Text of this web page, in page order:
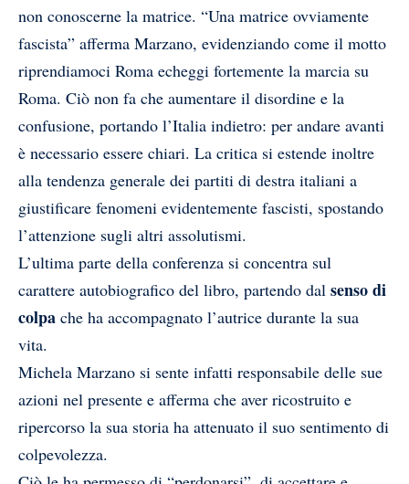
non conoscerne la matrice. “Una matrice ovviamente
fascista” afferma Marzano, evidenziando come il motto
riprendiamoci Roma echeggi fortemente la marcia su
Roma. Ciò non fa che aumentare il disordine e la
confusione, portando l’Italia indietro: per andare avanti
è necessario essere chiari. La critica si estende inoltre
alla tendenza generale dei partiti di destra italiani a
giustificare fenomeni evidentemente fascisti, spostando
l’attenzione sugli altri assolutismi.
L’ultima parte della conferenza si concentra sul
carattere autobiografico del libro, partendo dal senso di
colpa che ha accompagnato l’autrice durante la sua
vita.
Michela Marzano si sente infatti responsabile delle sue
azioni nel presente e afferma che aver ricostruito e
ripercorso la sua storia ha attenuato il suo sentimento di
colpevolezza.